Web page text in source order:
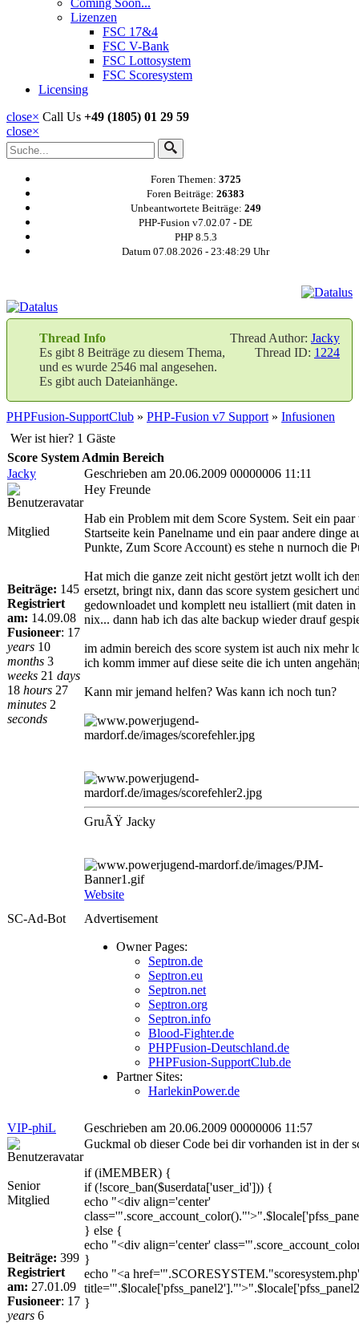
Coming Soon...
Lizenzen
FSC 17&4
FSC V-Bank
FSC Lottosystem
FSC Scoresystem
Licensing
close× Call Us +49 (1805) 01 29 59
close×
Foren Themen: 3725
Foren Beiträge: 26383
Unbeantwortete Beiträge: 249
PHP-Fusion v7.02.07 - DE
PHP 8.5.3
Datum 07.08.2026 - 23:48:30 Uhr
Thread Author: Jacky
Thread ID: 1224
Thread Info
Es gibt 8 Beiträge zu diesem Thema,
und es wurde 2546 mal angesehen.
Es gibt auch Dateianhänge.
PHPFusion-SupportClub » PHP-Fusion v7 Support » Infusionen
Wer ist hier? 1 Gäste
Score System Admin Bereich
Jacky
Geschrieben am 20.06.2009 00000006 11:11
Mitglied
Beiträge: 145
Registriert
am: 14.09.08
Fusioneer: 17
years 10
months 3
weeks 21 days
18 hours 27
minutes 2
seconds
Hey Freunde
Hab ein Problem mit dem Score System. Seit ein
Startseite kein Panelname und ein paar andere dinge
Punkte, Zum Score Account) es stehe n nurnoch die
Hat mich die ganze zeit nicht gestört jetzt wollt ich
ersetzt, bringt nix, dann das score system gesichert
gedownloadet und komplett neu istalliert (mit daten
nix... dann hab ich das alte backup wieder drauf
im admin bereich des score system ist auch nix
ich komm immer auf diese seite die ich unten
Kann mir jemand helfen? Was kann ich noch tun?
GruÃŸ Jacky
Website
SC-Ad-Bot
Advertisement
Owner Pages:
Septron.de
Septron.eu
Septron.net
Septron.org
Septron.info
Blood-Fighter.de
PHPFusion-Deutschland.de
PHPFusion-SupportClub.de
Partner Sites:
HarlekinPower.de
VIP-phiL Geschrieben am 20.06.2009 00000006 11:57
Senior
Mitglied
Beiträge: 399
Registriert
am: 27.01.09
Fusioneer: 17
years 6
Guckmal ob dieser Code bei dir vorhanden ist in der
if (iMEMBER) {
if (!score_ban($userdata['user_id'])) {
echo "<div align='center'
} else {
echo "<div align='center'
}
echo "<a
}